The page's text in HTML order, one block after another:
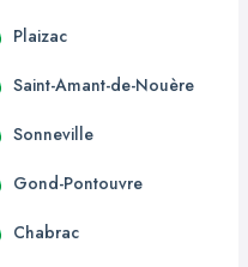
Plaizac
Saint-Amant-de-Nouère
Sonneville
Gond-Pontouvre
Chabrac